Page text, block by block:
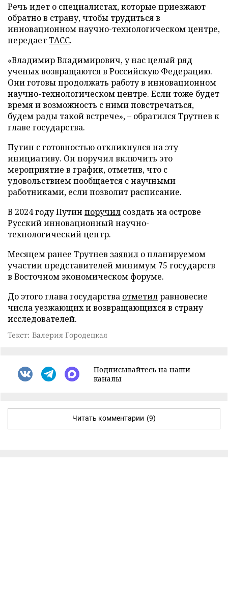
Речь идет о специалистах, которые приезжают
обратно в страну, чтобы трудиться в
инновационном научно-технологическом центре,
передаетТАСС.
«Владимир Владимирович, у нас целый ряд
ученых возвращаются в Российскую Федерацию.
Они готовы продолжать работу в инновационном
научно-технологическом центре. Если тоже будет
время и возможность с ними повстречаться,
будем рады такой встрече», – обратился Трутнев к
главе государства.
Путин с готовностью откликнулся на эту
инициативу. Он поручил включить это
мероприятие в график, отметив, что с
удовольствием пообщается с научными
работниками, если позволит расписание.
В 2024 году Путин поручил создать на острове
Русский инновационный научно-
технологический центр.
Месяцем ранее Трутнев заявил о планируемом
участии представителей минимум 75 государств
в Восточном экономическом форуме.
До этого глава государства отметилравновесие
числа уезжающих и возвращающихся в страну
исследователей.
Текст: Валерия Городецкая
Подписывайтесь на наши
каналы
Читать комментарии (9)